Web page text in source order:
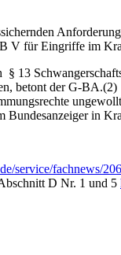
V für Eingriffe im
13
betont der G-BA.(2)
Bundesanzeiger in
service/fachnews/
D Nr. 1 und 5